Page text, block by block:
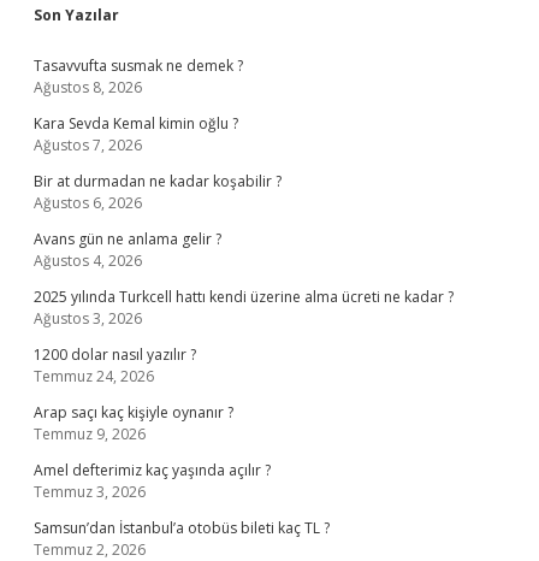
Sidebar
Son Yazılar
Tasavvufta susmak ne demek ?
Ağustos 8, 2026
Kara Sevda Kemal kimin oğlu ?
Ağustos 7, 2026
Bir at durmadan ne kadar koşabilir ?
Ağustos 6, 2026
Avans gün ne anlama gelir ?
Ağustos 4, 2026
2025 yılında Turkcell hattı kendi üzerine alma ücreti ne kadar ?
Ağustos 3, 2026
1200 dolar nasıl yazılır ?
Temmuz 24, 2026
Arap saçı kaç kişiyle oynanır ?
Temmuz 9, 2026
Amel defterimiz kaç yaşında açılır ?
Temmuz 3, 2026
Samsun’dan İstanbul’a otobüs bileti kaç TL ?
Temmuz 2, 2026